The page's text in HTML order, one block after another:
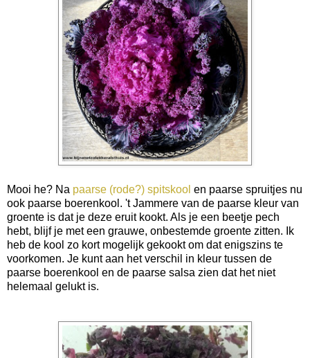
Mooi he? Na paarse (rode?) spitskool en paarse spruitjes nu
ook paarse boerenkool. 't Jammere van de paarse kleur van
groente is dat je deze eruit kookt. Als je een beetje pech
hebt, blijf je met een grauwe, onbestemde groente zitten. Ik
heb de kool zo kort mogelijk gekookt om dat enigszins te
voorkomen. Je kunt aan het verschil in kleur tussen de
paarse boerenkool en de paarse salsa zien dat het niet
helemaal gelukt is.